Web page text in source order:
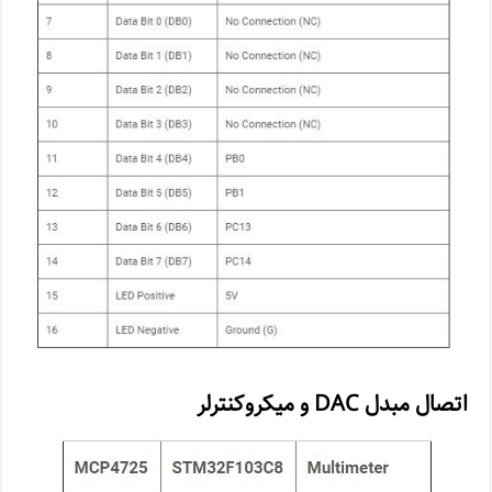
اتصال مبدل DAC و میکروکنترلر